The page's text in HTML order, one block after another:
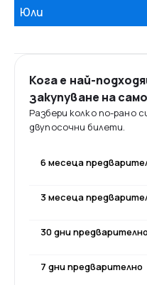
Юли
Кога е най-
закупуване на
Разбери колко по-рано
двупосочни билети.
6 месеца
3 месеца
30 дни
7 дни предварително